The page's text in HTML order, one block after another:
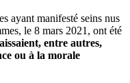
ayant manifesté seins nus
le 8 mars 2021, ont été
entre autres,
ou à la morale